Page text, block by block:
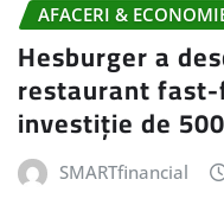
AFACERI &
Hesburger a
restaurant
investiție de
SMARTfinancial